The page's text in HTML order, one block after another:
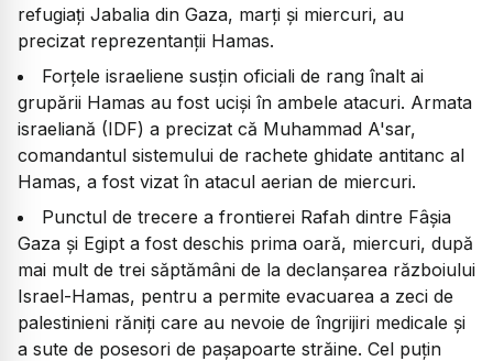
refugiați Jabalia din Gaza, marți și miercuri, au
precizat reprezentanții Hamas.
Forțele israeliene susțin oficiali de rang înalt ai
grupării Hamas au fost uciși în ambele atacuri. Armata
israeliană (IDF) a precizat că Muhammad A'sar,
comandantul sistemului de rachete ghidate antitanc al
Hamas, a fost vizat în atacul aerian de miercuri.
Punctul de trecere a frontierei Rafah dintre Fâșia
Gaza și Egipt a fost deschis prima oară, miercuri, după
mai mult de trei săptămâni de la declanșarea războiului
Israel-Hamas, pentru a permite evacuarea a zeci de
palestinieni răniți care au nevoie de îngrijiri medicale și
a sute de posesori de pașapoarte străine. Cel puțin